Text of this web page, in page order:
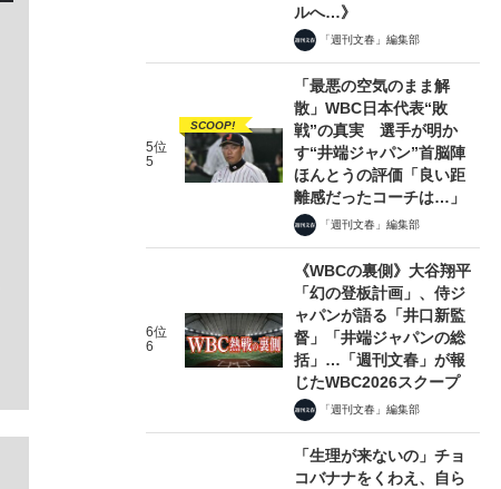
ルへ…》
「週刊文春」編集部
5位
5
SCOOP!
「最悪の空気のまま解
散」WBC日本代表“敗
戦”の真実 選手が明か
す“井端ジャパン”首脳陣
ほんとうの評価「良い距
離感だったコーチは…」
「週刊文春」編集部
6位
6
《WBCの裏側》大谷翔平
「幻の登板計画」、侍ジ
ャパンが語る「井口新監
督」「井端ジャパンの総
括」…「週刊文春」が報
じたWBC2026スクープ
「週刊文春」編集部
「生理が来ないの」チョ
コバナナをくわえ、自ら